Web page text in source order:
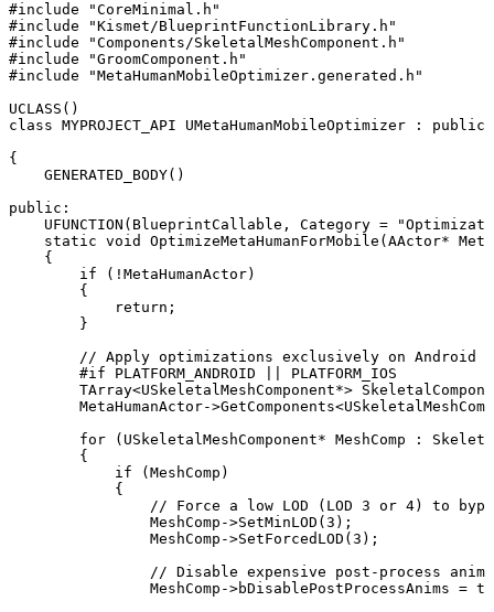
#include "CoreMinimal.h"
#include "Kismet/BlueprintFunctionLibrary.h"
#include "Components/SkeletalMeshComponent.h"
#include "GroomComponent.h"
#include "MetaHumanMobileOptimizer.generated.h"
UCLASS()
class MYPROJECT_API UMetaHumanMobileOptimizer :
{
    GENERATED_BODY()
public:
UFUNCTION(BlueprintCallable, Category =
static void OptimizeMetaHumanForMobile(AActor*
    {
        if (!MetaHumanActor)
        {
            return;
        }
// Apply optimizations exclusively on Android
        #if PLATFORM_ANDROID || PLATFORM_IOS
TArray<USkeletalMeshComponent*>
MetaHumanActor-
for (USkeletalMeshComponent* MeshComp :
        {
            if (MeshComp)
            {
// Force a low LOD (LOD 3 or 4) to
                MeshComp->SetMinLOD(3);
                MeshComp->SetForcedLOD(3);
// Disable expensive post-process
MeshComp->bDisablePostProcessAnims =